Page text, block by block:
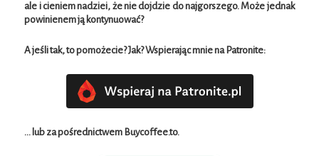
ale i cieniem nadziei, że nie dojdzie do najgorszego. Może jednak
powinienem ją kontynuować?
A jeśli tak, to pomożecie? Jak? Wspierając mnie na Patronite:
… lub za pośrednictwem Buycoffee.to.